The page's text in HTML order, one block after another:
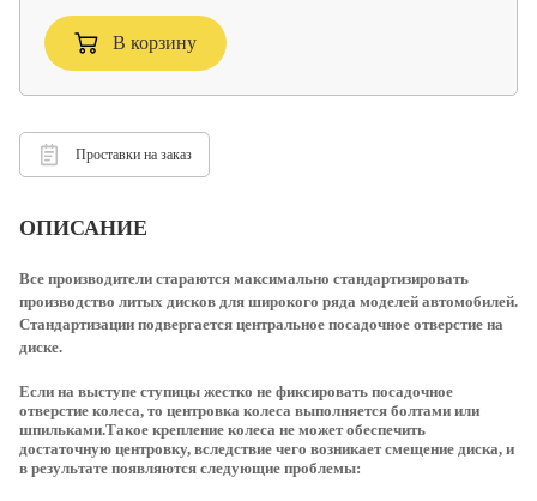
В корзину
Проставки на заказ
ОПИСАНИЕ
Все производители стараются максимально стандартизировать
производство литых дисков для широкого ряда моделей автомобилей.
Стандартизации подвергается центральное посадочное отверстие на
диске.
Если на выступе ступицы жестко не фиксировать посадочное
отверстие колеса, то центровка колеса выполняется болтами или
шпильками.Такое крепление колеса не может обеспечить
достаточную центровку, вследствие чего возникает смещение диска, и
в результате появляются следующие проблемы: